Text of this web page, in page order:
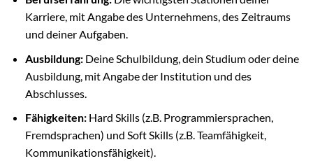
Karriere, mit Angabe des Unternehmens, des Zeitraums
und deiner Aufgaben.
Ausbildung:Deine Schulbildung, dein Studium oder deine
Ausbildung, mit Angabe der Institution und des
Abschlusses.
Fähigkeiten:Hard Skills (z.B. Programmiersprachen,
Fremdsprachen) und Soft Skills (z.B. Teamfähigkeit,
Kommunikationsfähigkeit).